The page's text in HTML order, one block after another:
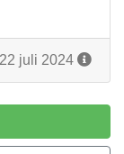
juli 2024